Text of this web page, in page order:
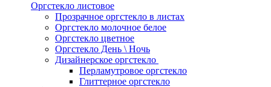
Оргстекло листовое
Прозрачное оргстекло в листах
Оргстекло молочное белое
Оргстекло цветное
Оргстекло День \ Ночь
Дизайнерское оргстекло
Перламутровое оргстекло
Глиттерное оргстекло